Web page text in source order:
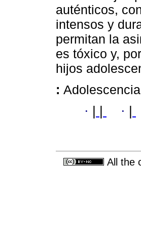
auténticos,
intensos y
permitan la
es tóxico y,
hijos
:
· ·
All the